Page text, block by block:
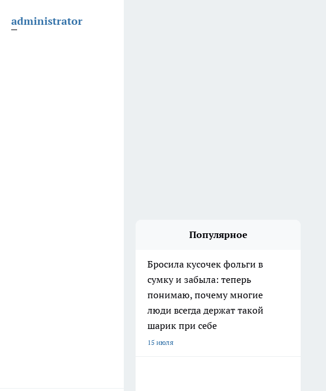
administrator
Популярное
Бросила кусочек фольги в
сумку и забыла: теперь
понимаю, почему многие
люди всегда держат такой
шарик при себе
15 июля